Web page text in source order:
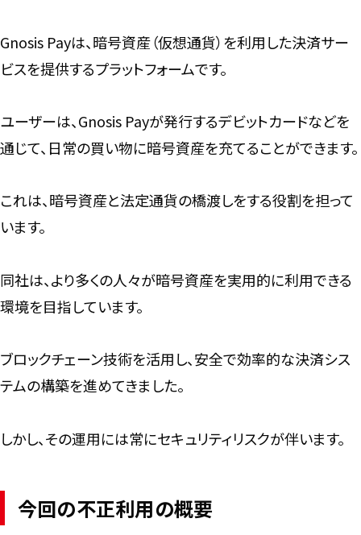
Gnosis Payは、暗号資産（仮想通貨）を利用した決済サー
ビスを提供するプラットフォームです。
ユーザーは、Gnosis Payが発行するデビットカードなどを
通じて、日常の買い物に暗号資産を充てることができます。
これは、暗号資産と法定通貨の橋渡しをする役割を担って
います。
同社は、より多くの人々が暗号資産を実用的に利用できる
環境を目指しています。
ブロックチェーン技術を活用し、安全で効率的な決済シス
テムの構築を進めてきました。
しかし、その運用には常にセキュリティリスクが伴います。
今回の不正利用の概要